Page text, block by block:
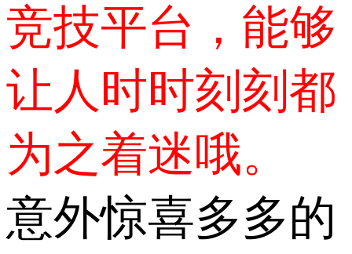
竞技平台，能够
让人时时刻刻都
为之着迷哦。
意外惊喜多多的